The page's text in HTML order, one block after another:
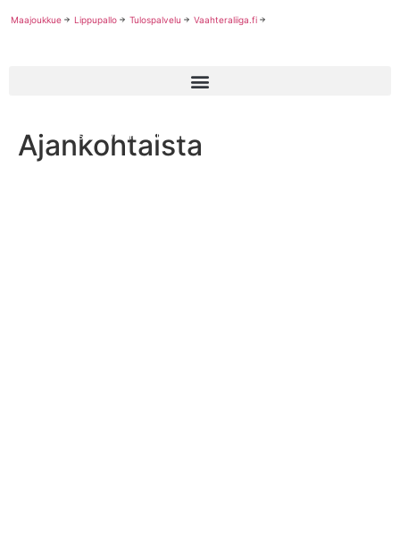
Maajoukkue Lippupallo Tulospalvelu Vaahteraliiga.fi
Ajankohtaista
Vaasa Royalsia edustanut DeMario King